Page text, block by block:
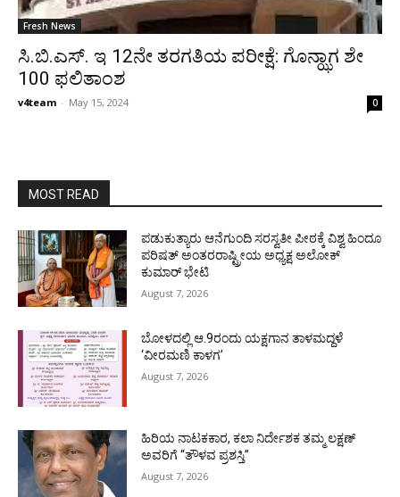
Fresh News
ಸಿ.ಬಿ.ಎಸ್. ಇ 12ನೇ ತರಗತಿಯ ಪರೀಕ್ಷೆ: ಗೊನ್ಝಾಗ ಶೇ
100 ಫಲಿತಾಂಶ
v4team - May 15, 2024 0
MOST READ
ಪಡುಕುತ್ಯಾರು ಆನೆಗುಂದಿ ಸರಸ್ವತೀ ಪೀಠಕ್ಕೆ ವಿಶ್ವ ಹಿಂದೂ
ಪರಿಷತ್ ಅಂತರರಾಷ್ಟ್ರೀಯ ಅಧ್ಯಕ್ಷ ಅಲೋಕ್
ಕುಮಾರ್ ಭೇಟಿ
August 7, 2026
ಬೋಳದಲ್ಲಿ ಆ.9ರಂದು ಯಕ್ಷಗಾನ ತಾಳಮದ್ದಳೆ
‘ವೀರಮಣಿ ಕಾಳಗ’
August 7, 2026
ಹಿರಿಯ ನಾಟಕಕಾರ, ಕಲಾ ನಿರ್ದೇಶಕ ತಮ್ಮ ಲಕ್ಷಣ್
ಅವರಿಗೆ “ತೌಳವ ಪ್ರಶಸ್ತಿ”
August 7, 2026